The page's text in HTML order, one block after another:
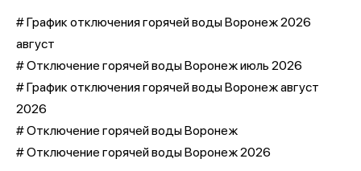
# График отключения горячей воды Воронеж 2026
август
# Отключение горячей воды Воронеж июль 2026
# График отключения горячей воды Воронеж август
2026
# Отключение горячей воды Воронеж
# Отключение горячей воды Воронеж 2026